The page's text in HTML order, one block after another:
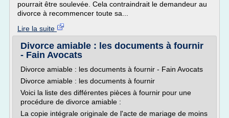
pourrait être soulevée. Cela contraindrait le demandeur au
divorce à recommencer toute sa...
Lire la suite
Divorce amiable : les documents à fournir
- Fain Avocats
Divorce amiable : les documents à fournir - Fain Avocats
Divorce amiable : les documents à fournir
Voici la liste des différentes pièces à fournir pour une
procédure de divorce amiable :
La copie intégrale originale de l'acte de mariage de moins